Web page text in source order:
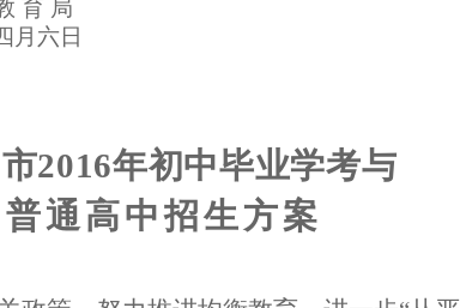
育 局
月六日
2016年初中毕业学考与
普通高中招生方案